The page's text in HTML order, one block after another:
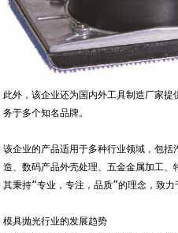
此外，该企业还为国内外工具制造厂家
务于多个知名品牌。
该企业的产品适用于多种行业领域，包括
造、数码产品外壳处理、五金金属加工、
其秉持“专业，专注，品质”的理念，致力
模具抛光行业的发展趋势